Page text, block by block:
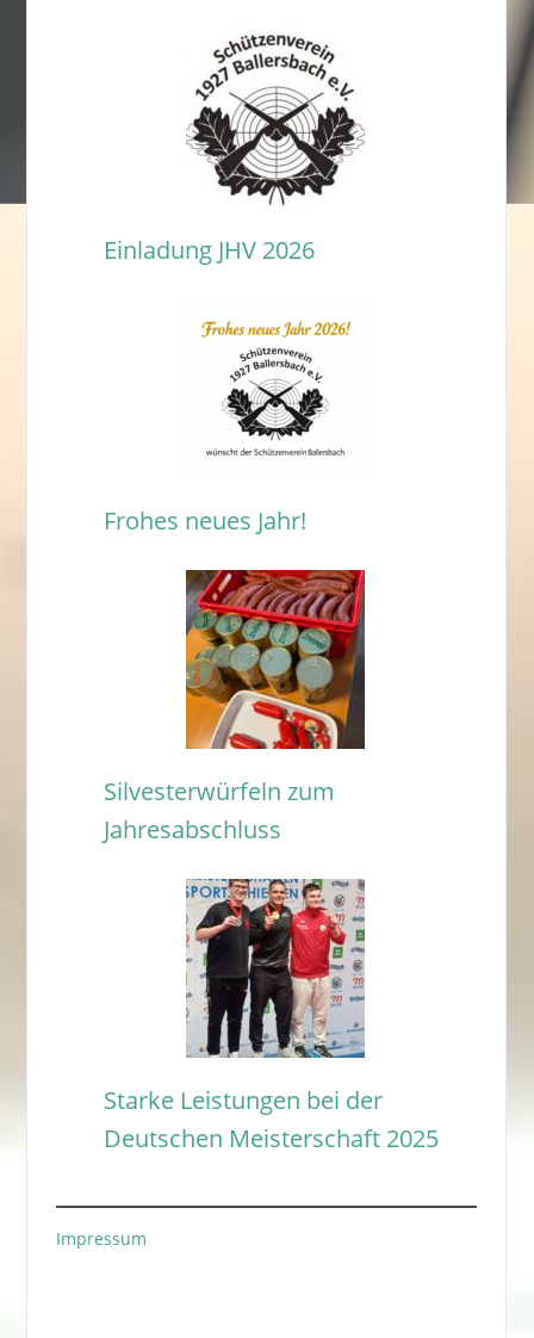
Einladung JHV 2026
Frohes neues Jahr!
Silvesterwürfeln zum
Jahresabschluss
Starke Leistungen bei der
Deutschen Meisterschaft 2025
Impressum